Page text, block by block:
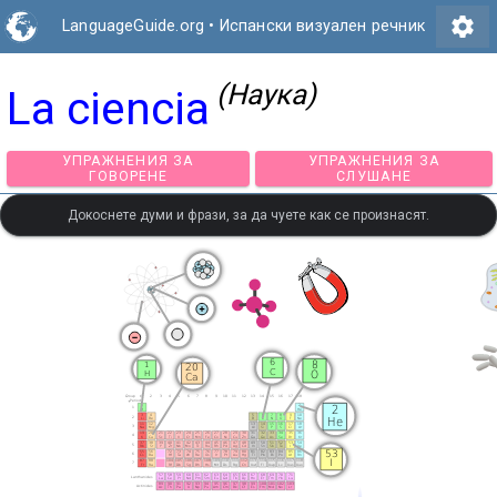
LanguageGuide.org • Испански визуален речник settings
La ciencia (Наука)
УПРАЖНЕНИЯ ЗА
ГОВОРЕНЕ
УПРАЖНЕНИЯ
СЛУШАНЕ
Докоснете думи и фрази, за да чуете как се произнасят.